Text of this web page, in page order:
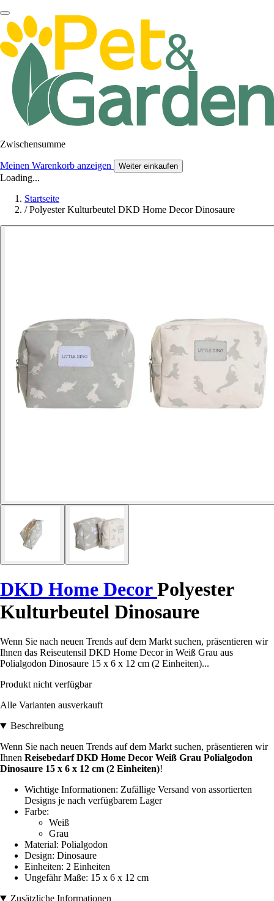
Zwischensumme
Meinen Warenkorb anzeigen Weiter einkaufen
Loading...
Startseite
/ Polyester Kulturbeutel DKD Home Decor Dinosaure
DKD Home DecorPolyester
Kulturbeutel Dinosaure
Wenn Sie nach neuen Trends auf dem Markt suchen, präsentieren wir
Ihnen das Reiseutensil DKD Home Decor in Weiß Grau aus
Polialgodon Dinosaure 15 x 6 x 12 cm (2 Einheiten)...
Produkt nicht verfügbar
Alle Varianten ausverkauft
Beschreibung
Wenn Sie nach neuen Trends auf dem Markt suchen, präsentieren wir
Ihnen Reisebedarf DKD Home Decor Weiß Grau Polialgodon
Dinosaure 15 x 6 x 12 cm (2 Einheiten)!
Wichtige Informationen: Zufällige Versand von assortierten
Designs je nach verfügbarem Lager
Farbe:
Weiß
Grau
Material: Polialgodon
Design: Dinosaure
Einheiten: 2 Einheiten
Ungefähr Maße: 15 x 6 x 12 cm
Zusätzliche Informationen